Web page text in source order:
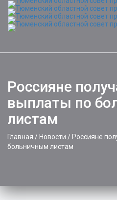
Россияне
выплаты по
листам
Главная / Новости / Россияне
больничным листам